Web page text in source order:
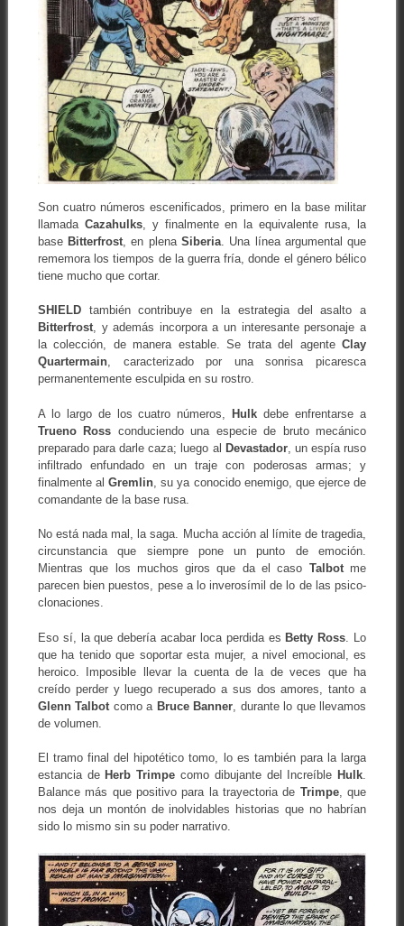
Son cuatro números escenificados, primero en la base militar
llamada Cazahulks, y finalmente en la equivalente rusa, la
baseBitterfrost , en plena Siberia . Una línea argumental que
rememora los tiempos de la guerra fría, donde el género bélico
tiene mucho que cortar.
SHIELDtambién contribuye en la estrategia del asalto a
Bitterfrost, y además incorpora a un interesante personaje a
la colección, de manera estable. Se trata del agenteClay
Quartermain, caracterizado por una sonrisa picaresca
permanentemente esculpida en su rostro.
A lo largo de los cuatro números,Hulk debe enfrentarse a
Trueno Ross conduciendo una especie de bruto mecánico
preparado para darle caza; luego al Devastador, un espía ruso
infiltrado enfundado en un traje con poderosas armas; y
finalmente alGremlin , su ya conocido enemigo, que ejerce de
comandante de la base rusa.
No está nada mal, la saga. Mucha acción al límite de tragedia,
circunstancia que siempre pone un punto de emoción.
Mientras que los muchos giros que da el caso Talbotme
parecen bien puestos, pese a lo inverosímil de lo de las psico-
clonaciones.
Eso sí, la que debería acabar loca perdida esBetty Ross . Lo
que ha tenido que soportar esta mujer, a nivel emocional, es
heroico. Imposible llevar la cuenta de la de veces que ha
creído perder y luego recuperado a sus dos amores, tanto a
Glenn Talbot como a Bruce Banner , durante lo que llevamos
de volumen.
El tramo final del hipotético tomo, lo es también para la larga
estancia de Herb Trimpe como dibujante del Increíble Hulk.
Balance más que positivo para la trayectoria de Trimpe, que
nos deja un montón de inolvidables historias que no habrían
sido lo mismo sin su poder narrativo.